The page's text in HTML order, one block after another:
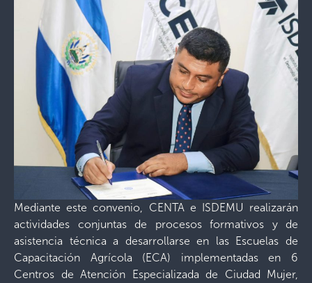
Mediante este convenio, CENTA e ISDEMU realizarán
actividades conjuntas de procesos formativos y de
asistencia técnica a desarrollarse en las Escuelas de
Capacitación Agrícola (ECA) implementadas en 6
Centros de Atención Especializada de Ciudad Mujer,